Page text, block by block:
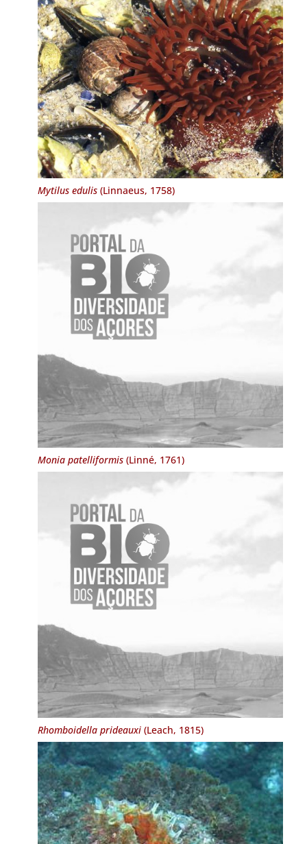
Mytilus edulis(Linnaeus, 1758)
Monia patelliformis(Linné, 1761)
Rhomboidella prideauxi(Leach, 1815)